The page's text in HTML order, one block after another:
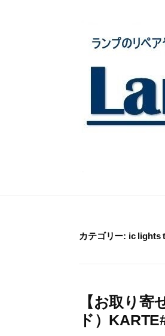
カテゴリー: ic lights
【お取り
ド）